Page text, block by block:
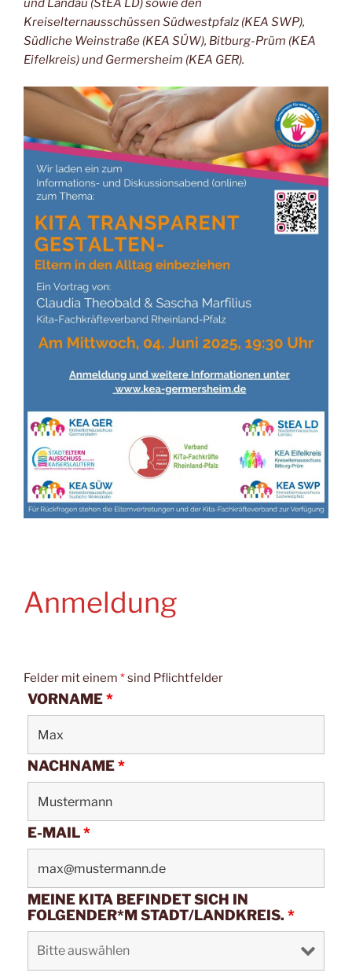
Kreiselternausschüssen Südwestpfalz (KEA SWP),
Südliche Weinstraße (KEA SÜW), Bitburg-Prüm (KEA
Eifelkreis) und Germersheim (KEA GER).
Anmeldung
Felder mit einem *sind Pflichtfelder
VORNAME*
NACHNAME*
E-MAIL*
MEINE KITA BEFINDET SICH IN
FOLGENDER*M STADT/LANDKREIS. *